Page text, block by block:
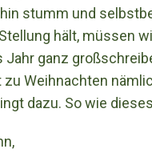
stumm und
hält, müssen
Jahr ganz
zu Weihnachten
dazu. So wie